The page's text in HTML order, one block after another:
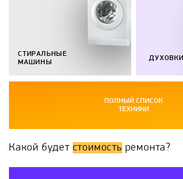
СТИРАЛЬНЫЕ
МАШИНЫ
ДУХОВКИ
ПОЛНЫЙ СПИСОК
ТЕХНИКИ
Какой будет стоимость ремонта?